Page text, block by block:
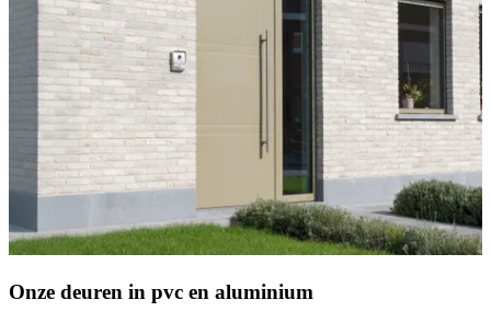
Onze deuren in pvc en aluminium